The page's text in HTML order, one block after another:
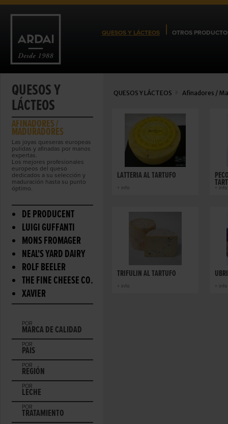
QUESOS Y LÁCTEOS OTROS
QUESOS Y
LÁCTEOS
AFINADORES /
MADURADORES
Las joyas queseras europeas
pulidas y afinadas por manos
expertas.
Los mejores profesionales
europeos del queso
dedicados a su selección y
maduración hasta su punto
óptimo.
DE PRODUCENT
LUIGI GUFFANTI
MONS FROMAGER
NEAL'S YARD DAIRY
ROLF BEELER
THE FINE CHEESE CO.
XAVIER
POR
MARCA DE CALIDAD
POR
PAIS
POR
REGIÓN
POR
LECHE
POR
TRATAMIENTO
QUESOS Y LÁCTEOS Afinadores /
LATTERIA AL TARTUFO
+ info + info
TRIFULIN AL TARTUFO
+ info + info